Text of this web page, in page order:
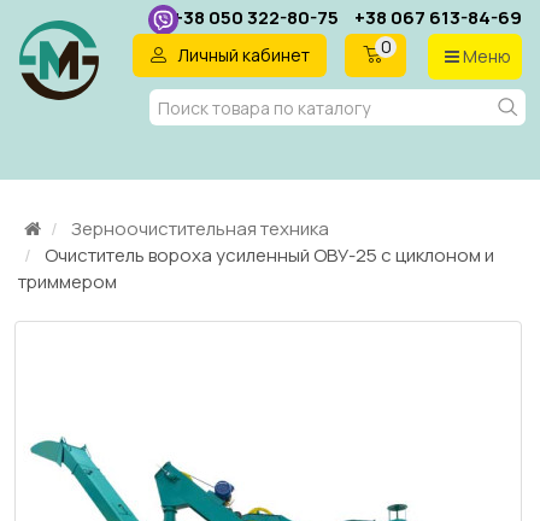
+38 050 322-80-75 +38 067 613-84-69
Меню
0
Личный кабинет
RU
Зерноочистительная техника
Очиститель вороха усиленный ОВУ-25 с циклоном и
триммером